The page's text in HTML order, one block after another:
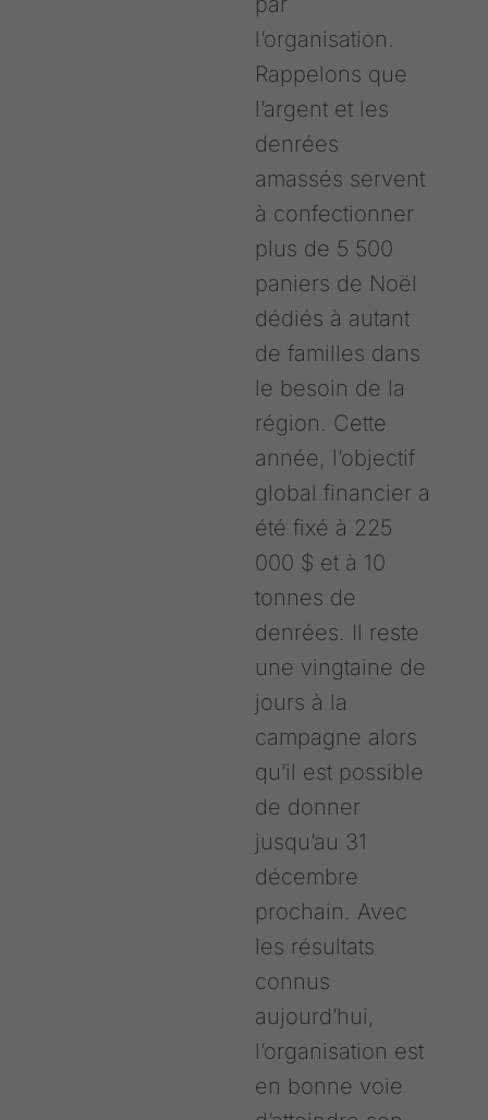
l’organisation.
Rappelons que
l’argent et les
denrées
amassés servent
à confectionner
plus de 5 500
paniers de Noël
dédiés à autant
de familles dans
le besoin de la
région. Cette
année, l’objectif
global financier a
été fixé à 225
000 $ et à 10
tonnes de
denrées. Il reste
une vingtaine de
jours à la
campagne alors
qu’il est possible
de donner
jusqu’au 31
décembre
prochain. Avec
les résultats
connus
aujourd’hui,
l’organisation est
en bonne voie